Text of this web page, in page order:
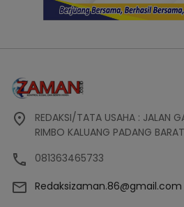
REDAKSI/TATA USAHA : JALAN
RIMBO KALUANG PADANG BARAT
081363465733
Redaksizaman.86@gmail.com